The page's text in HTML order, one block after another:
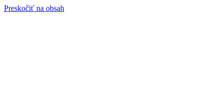
Preskočiť na obsah